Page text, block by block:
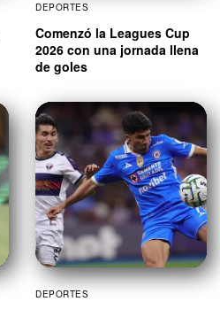
DEPORTES
Comenzó la Leagues Cup
2026 con una jornada llena
de goles
DEPORTES